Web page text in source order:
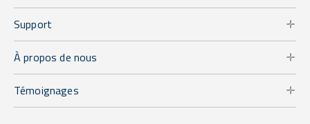
Support
À propos de nous
Témoignages